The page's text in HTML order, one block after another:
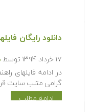
دانلود رایگان
۱۷ خرداد ۱۳۹۴ توسط
در ادامه فایلهای
گرامی متلب سایت
ادامه مطلب